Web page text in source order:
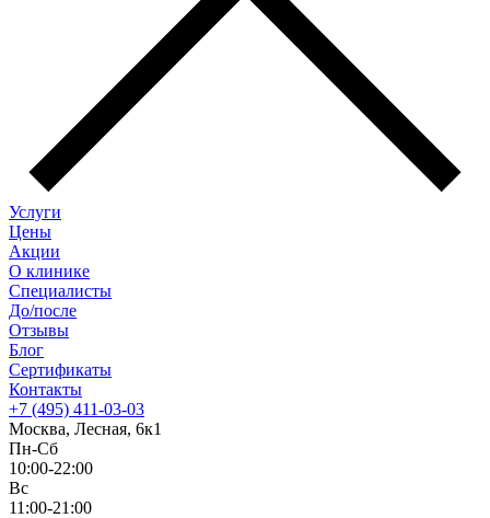
Услуги
Цены
Акции
О клинике
Специалисты
До/после
Отзывы
Блог
Сертификаты
Контакты
+7 (495) 411-03-03
Москва, Лесная, 6к1
Пн-Сб
10:00-22:00
Вс
11:00-21:00